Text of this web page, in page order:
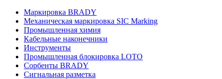
Маркировка BRADY
Механическая маркировка SIC Marking
Промышленная химия
Кабельные наконечники
Инструменты
Промышленная блокировка LOTO
Сорбенты BRADY
Сигнальная разметка